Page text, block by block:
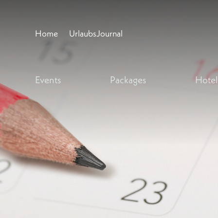
Home UrlaubsJournal
Events Packages